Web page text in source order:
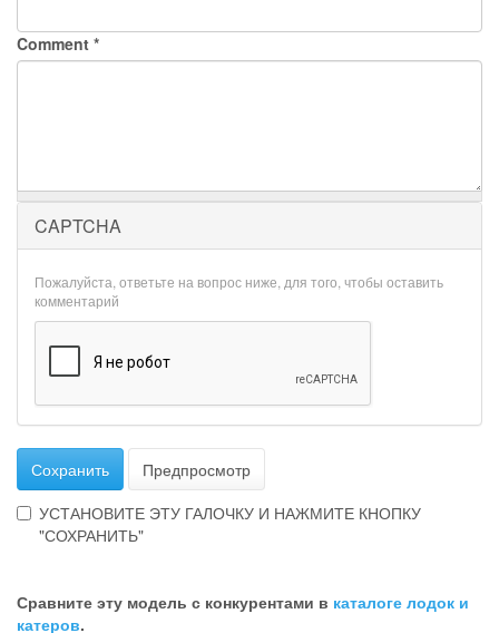
Comment *
CAPTCHA
Пожалуйста, ответьте на вопрос ниже, для того, чтобы оставить
комментарий
Сохранить
Предпросмотр
УСТАНОВИТЕ ЭТУ ГАЛОЧКУ И НАЖМИТЕ КНОПКУ
"СОХРАНИТЬ"
говорит
Сравните эту модель с конкурентами в каталоге лодок и
катеров.